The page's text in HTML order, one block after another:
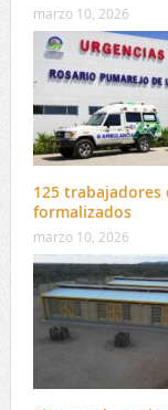
marzo 10, 2026
125 trabajadores
formalizados
marzo 10, 2026